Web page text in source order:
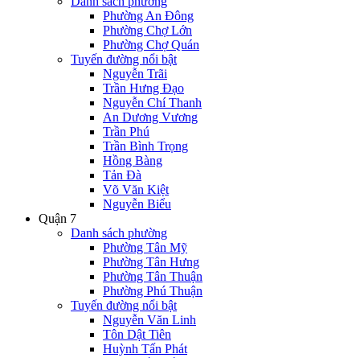
Phường An Đông
Phường Chợ Lớn
Phường Chợ Quán
Tuyến đường nổi bật
Nguyễn Trãi
Trần Hưng Đạo
Nguyễn Chí Thanh
An Dương Vương
Trần Phú
Trần Bình Trọng
Hồng Bàng
Tản Đà
Võ Văn Kiệt
Nguyễn Biểu
Quận 7
Danh sách phường
Phường Tân Mỹ
Phường Tân Hưng
Phường Tân Thuận
Phường Phú Thuận
Tuyến đường nổi bật
Nguyễn Văn Linh
Tôn Dật Tiên
Huỳnh Tấn Phát